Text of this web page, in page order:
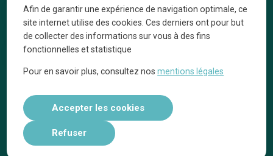
Bonnes adresses
Quartiers
Blog
Tops 10
A propos
On parle de nous
Afin de garantir une expérience de navigation optimale, ce
site internet utilise des cookies. Ces derniers ont pour but
de collecter des informations sur vous à des fins
fonctionnelles et statistique
Pour en savoir plus, consultez nosmentions légales
Accepter les cookies
Refuser